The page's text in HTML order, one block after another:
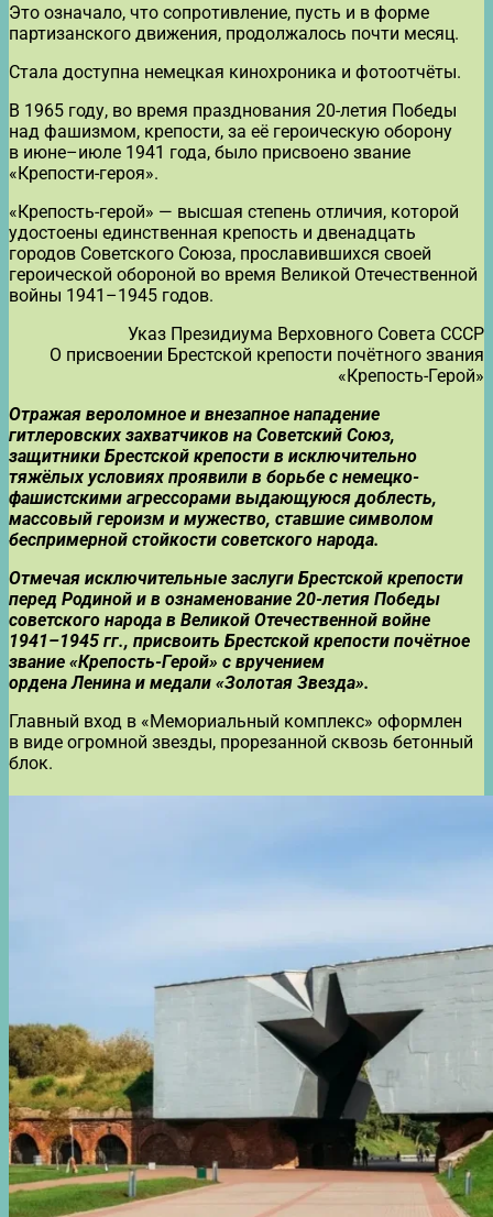
Это означало, что сопротивление, пусть и в форме
партизанского движения, продолжалось почти месяц.
Стала доступна немецкая кинохроника и фотоотчёты.
В 1965 году, во время празднования 20-летия Победы
над фашизмом, крепости, за её героическую оборону
в июне–июле 1941 года, было присвоено звание
«Крепости-героя».
«Крепость-герой» — высшая степень отличия, которой
удостоены единственная крепость и двенадцать
городов Советского Союза, прославившихся своей
героической обороной во время Великой Отечественной
войны 1941–1945 годов.
Указ Президиума Верховного Совета СССР
О присвоении Брестской крепости почётного звания
«Крепость-Герой»
Отражая вероломное и внезапное нападение
гитлеровских захватчиков на Советский Союз,
защитники Брестской крепости в исключительно
тяжёлых условиях проявили в борьбе с немецко-
фашистскими агрессорами выдающуюся доблесть,
массовый героизм и мужество, ставшие символом
беспримерной стойкости советского народа.
Отмечая исключительные заслуги Брестской крепости
перед Родиной и в ознаменование 20-летия Победы
советского народа в Великой Отечественной войне
1941–1945 гг., присвоить Брестской крепости почётное
звание «Крепость-Герой» с вручением
ордена Ленина и медали «Золотая Звезда».
Главный вход в «Мемориальный комплекс» оформлен
в виде огромной звезды, прорезанной сквозь бетонный
блок.